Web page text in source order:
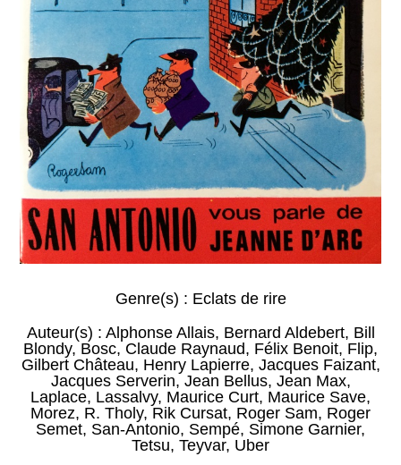
Genre(s) : Eclats de rire
Auteur(s) : Alphonse Allais, Bernard Aldebert, Bill
Blondy, Bosc, Claude Raynaud, Félix Benoit, Flip,
Gilbert Château, Henry Lapierre, Jacques Faizant,
Jacques Serverin, Jean Bellus, Jean Max,
Laplace, Lassalvy, Maurice Curt, Maurice Save,
Morez, R. Tholy, Rik Cursat, Roger Sam, Roger
Semet, San-Antonio, Sempé, Simone Garnier,
Tetsu, Teyvar, Uber